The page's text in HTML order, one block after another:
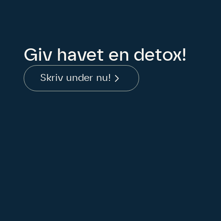
Giv havet en detox!
Skriv under nu!